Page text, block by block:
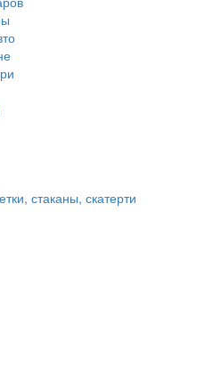
стаканы, скатерти